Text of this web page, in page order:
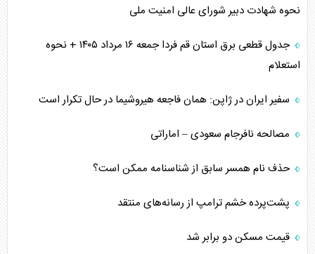
نحوه شهادت دبیر شورای عالی امنیت ملی
جدول قطعی برق استان قم فردا جمعه ۱۶ مرداد ۱۴۰۵ + نحوه
استعلام
سفیر ایران در ژاپن: همان فاجعه هیروشیما در حال تکرار است
مصالحه نافرجام سعودی – اماراتی
حذف نام همسر سابق از شناسنامه ممکن است؟
پشت‌پرده خشم ترامپ از رسانه‌های منتقد
قیمت مسکن دو برابر شد